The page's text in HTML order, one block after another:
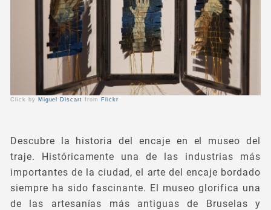
Click by Miguel Discart from Flickr
Descubre la historia del encaje en el museo del
traje. Históricamente una de las industrias más
importantes de la ciudad, el arte del encaje bordado
siempre ha sido fascinante. El museo glorifica una
de las artesanías más antiguas de Bruselas y